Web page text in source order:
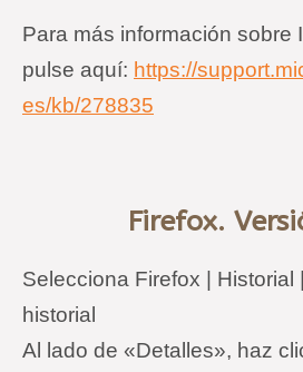
Para más información sobre
pulse aquí: https://
es/kb/278835
Firefox.
Selecciona Firefox | Historial
historial
Al lado de «Detalles», haz